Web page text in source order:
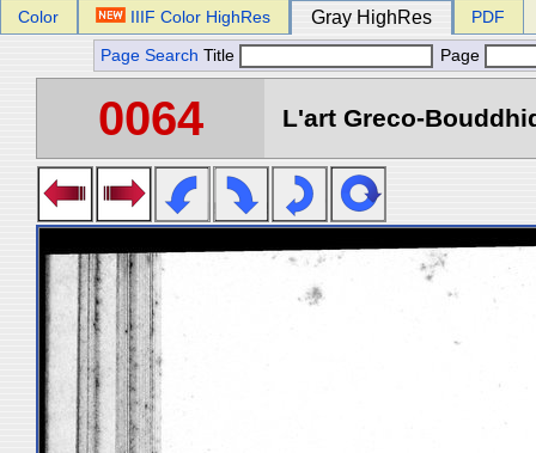
Color IIIF Color HighRes Gray HighRes PDF
Page Search Title Page
0064 L'art Greco-